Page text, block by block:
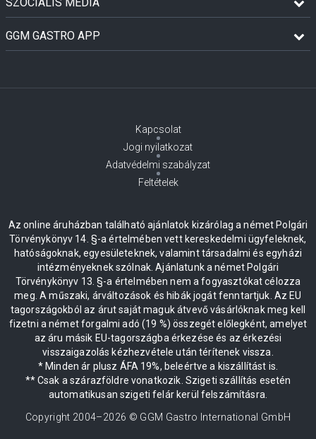
GGM GASTRO APP
Kapcsolat
Jogi nyilatkozat
Adatvédelmi szabályzat
Feltételek
Az online áruházban található ajánlatok kizárólag a német Polgári
Törvénykönyv 14. §-a értelmében vett kereskedelmi ügyfeleknek,
hatóságoknak, egyesületeknek, valamint társadalmi és egyházi
intézményeknek szólnak. Ajánlatunk a német Polgári
Törvénykönyv 13. §-a értelmében nem a fogyasztókat célozza
meg. A műszaki, árváltozások és hibák jogát fenntartjuk. Az EU
tagországokból az árut saját maguk átvevő vásárlóknak meg kell
fizetni a német forgalmi adó (19 %) összegét előlegként, amelyet
az áru másik EU-tagországba érkezése és az érkezési
visszaigazolás kézhezvétele után térítenek vissza.
* Minden ár plusz ÁFA 19%, beleértve a kiszállítást is.
** Csak a szárazföldre vonatkozik. Szigeti szállítás esetén
automatikusan szigeti felár kerül felszámításra.
Copyright 2004–2026 © GGM Gastro International GmbH